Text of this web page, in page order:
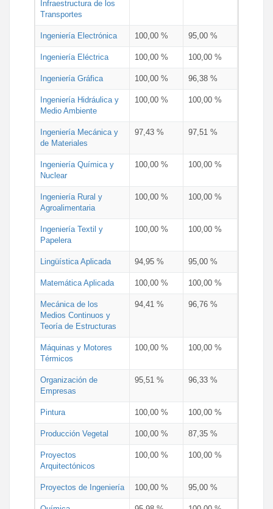
Infraestructura de los
Transportes
Ingeniería Electrónica 100,00 % 95,00 %
Ingeniería Eléctrica 100,00 % 100,00 %
Ingeniería Gráfica 100,00 % 96,38 %
Ingeniería Hidráulica y
Medio Ambiente
100,00 % 100,00 %
Ingeniería Mecánica y
de Materiales
97,43 % 97,51 %
Ingeniería Química y
Nuclear
100,00 % 100,00 %
Ingeniería Rural y
Agroalimentaria
100,00 % 100,00 %
Ingeniería Textil y
Papelera
100,00 % 100,00 %
Lingüística Aplicada 94,95 % 95,00 %
Matemática Aplicada 100,00 % 100,00 %
Mecánica de los
Medios Continuos y
Teoría de Estructuras
94,41 % 96,76 %
Máquinas y Motores
Térmicos
100,00 % 100,00 %
Organización de
Empresas
95,51 % 96,33 %
Pintura 100,00 % 100,00 %
Producción Vegetal 100,00 % 87,35 %
Proyectos
Arquitectónicos
100,00 % 100,00 %
Proyectos de Ingeniería 100,00 % 95,00 %